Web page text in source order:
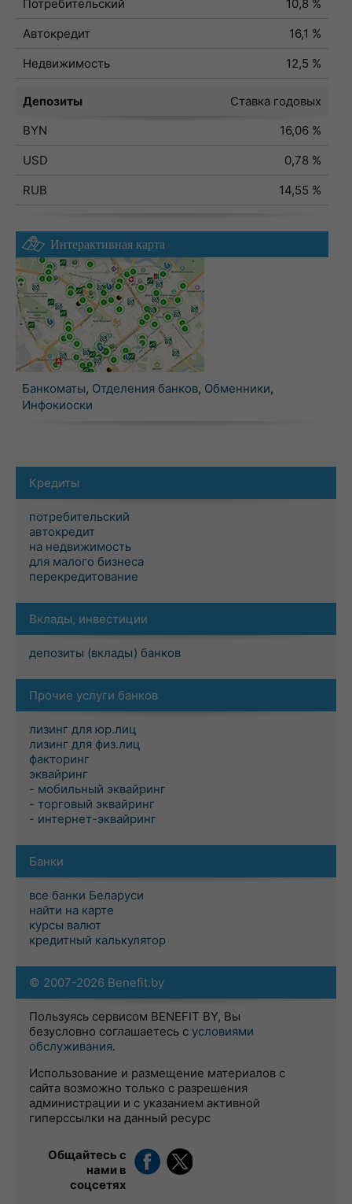
Потребительский
10,8 %
Автокредит
16,1 %
Недвижимость
12,5 %
Депозиты
Ставка годовых
BYN
16,06 %
USD
0,78 %
RUB
14,55 %
Интерактивная карта
Банкоматы, Отделения банков, Обменники,
Инфокиоски
Кредиты
потребительский
автокредит
на недвижимость
для малого бизнеса
перекредитование
Вклады, инвестиции
депозиты (вклады) банков
Прочие услуги банков
лизинг для юр.лиц
лизинг для физ.лиц
факторинг
эквайринг
- мобильный эквайринг
- торговый эквайринг
- интернет-эквайринг
Банки
все банки Беларуси
найти на карте
курсы валют
кредитный калькулятор
© 2007-2026 Benefit.by
Пользуясь сервисом BENEFIT BY, Вы
безусловно соглашаетесь с условиями
обслуживания.
Использование и размещение материалов с
сайта возможно только с разрешения
администрации и с указанием активной
гиперссылки на данный ресурс
Общайтесь с
нами в
соцсетях